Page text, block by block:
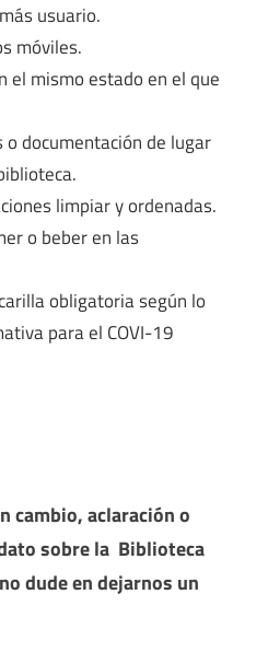
usuario.
móviles.
el mismo estado en el que
documentación de lugar
limpiar y ordenadas.
o beber en las
obligatoria según lo
para el COVI-19
cambio, aclaración o
sobre la Biblioteca
dude en dejarnos un